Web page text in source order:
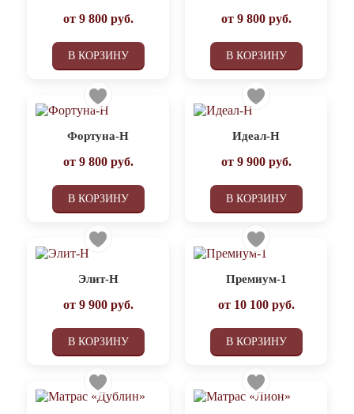
от 9 800руб.
В КОРЗИНУ
от 9 800руб.
В КОРЗИНУ
Фортуна-Н
от 9 800руб.
В КОРЗИНУ
Идеал-Н
от 9 900руб.
В КОРЗИНУ
Элит-Н
от 9 900руб.
В КОРЗИНУ
Премиум-1
от 10 100руб.
В КОРЗИНУ